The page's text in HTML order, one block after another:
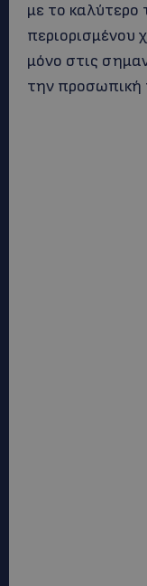
με το
περιορισμένου
μόνο στις
την προσωπική